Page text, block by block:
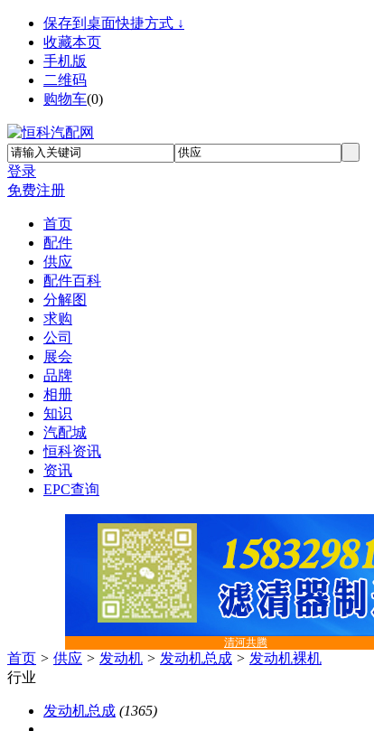
保存到桌面快捷方式 ↓
收藏本页
手机版
二维码
购物车(0)
登录
免费注册
首页
配件
供应
配件百科
分解图
求购
公司
展会
品牌
相册
知识
汽配城
恒科资讯
资讯
EPC查询
清河共腾
首页 > 供应 > 发动机 > 发动机总成 > 发动机裸机
行业
发动机总成 (1365)